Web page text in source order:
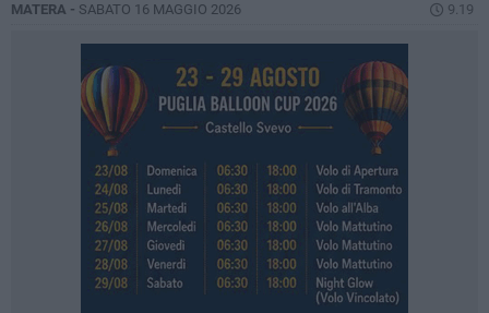
MATERA - SABATO 16 MAGGIO 2026 9.19